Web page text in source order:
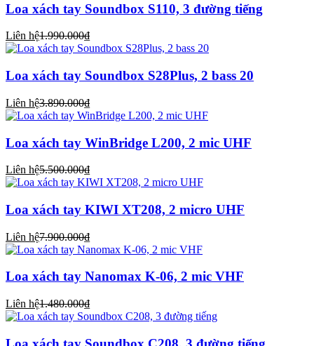
Loa xách tay Soundbox S110, 3 đường tiếng
Liên hệ1.990.000₫
Loa xách tay Soundbox S28Plus, 2 bass 20
Liên hệ3.890.000₫
Loa xách tay WinBridge L200, 2 mic UHF
Liên hệ5.500.000₫
Loa xách tay KIWI XT208, 2 micro UHF
Liên hệ7.900.000₫
Loa xách tay Nanomax K-06, 2 mic VHF
Liên hệ1.480.000₫